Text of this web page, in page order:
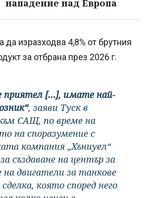
нападение над Европа
да изразходва 4,8% от брутния
за отбрана през 2026 г.
приятел […], имате най-
, заяви Туск в
САЩ, по време на
на споразумение с
компания „Хъниуел“
създаване на център за
на двигатели за танкове
която според него